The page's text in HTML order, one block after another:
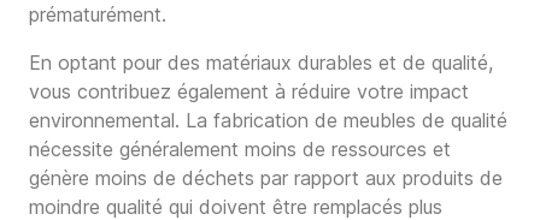
prématurément.
En optant pour des matériaux durables et de qualité,
vous contribuez également à réduire votre impact
environnemental. La fabrication de meubles de qualité
nécessite généralement moins de ressources et
génère moins de déchets par rapport aux produits de
moindre qualité qui doivent être remplacés plus